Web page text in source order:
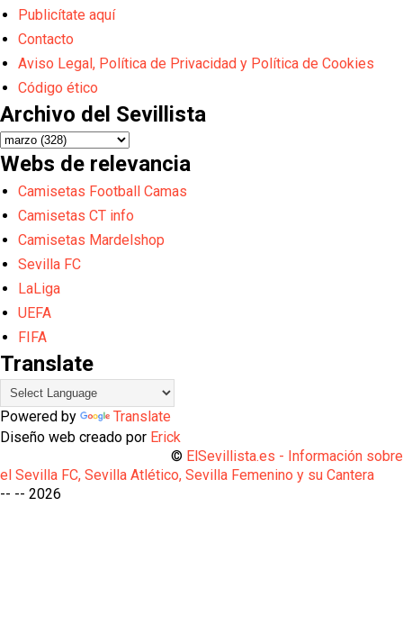
Publicítate aquí
Contacto
Aviso Legal, Política de Privacidad y Política de Cookies
Código ético
Archivo del Sevillista
Webs de relevancia
Camisetas Football Camas
Camisetas CT info
Camisetas Mardelshop
Sevilla FC
LaLiga
UEFA
FIFA
Translate
Powered by
Translate
Diseño web creado por Erick
© ElSevillista.es - Información sobre
el Sevilla FC, Sevilla Atlético, Sevilla Femenino y su Cantera
-- -- 2026